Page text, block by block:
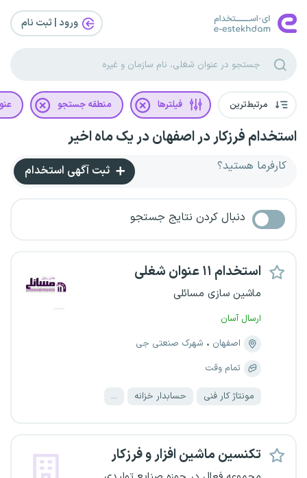
ورود | ثبت‌ نام
مرتبط‌ترین فیلترها منطقه جستجو
استخدام فرزکار در اصفهان در یک ماه اخیر
کارفرما هستید؟ ثبت آگهی استخدام
دنبال کردن نتایج جستجو
استخدام ۱۱ عنوان شغلی
ماشین سازی مسائلی
ارسال آسان
اصفهان
شهرک صنعتی جی
تمام وقت
مونتاژ کار فنی حسابدار خزانه ...
تکنسین ماشین افزار و فرزکار